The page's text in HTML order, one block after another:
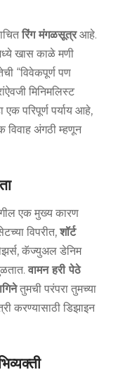
रिंग मंगळसूत्रआहे.
खास काळे मणी
“विवेकपूर्ण पण
मिनिमलिस्ट
एक परिपूर्ण पर्याय आहे,
विवाह अंगठी म्हणून
एक मुख्य कारण
विपरीत,शॉर्ट
कॅज्युअल डेनिम
वामन हरी पेठे
तुमची परंपरा तुमच्या
करण्यासाठी डिझाइन